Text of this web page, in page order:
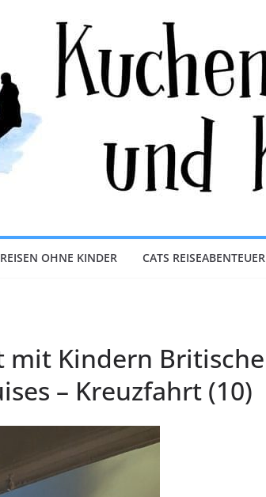
REISEN OHNE KINDER CATS REISEABENTEUER
mit Kindern Britische
– Kreuzfahrt (10)